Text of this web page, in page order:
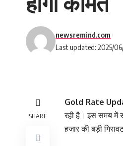
Last updated: 2025/
newsremind.com
SHARE
Gold Rate
रही है। इस समय में
हजार की बड़ी